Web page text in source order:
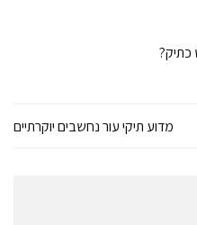
מדוע תיקי עור נחשבים יוקרתיים